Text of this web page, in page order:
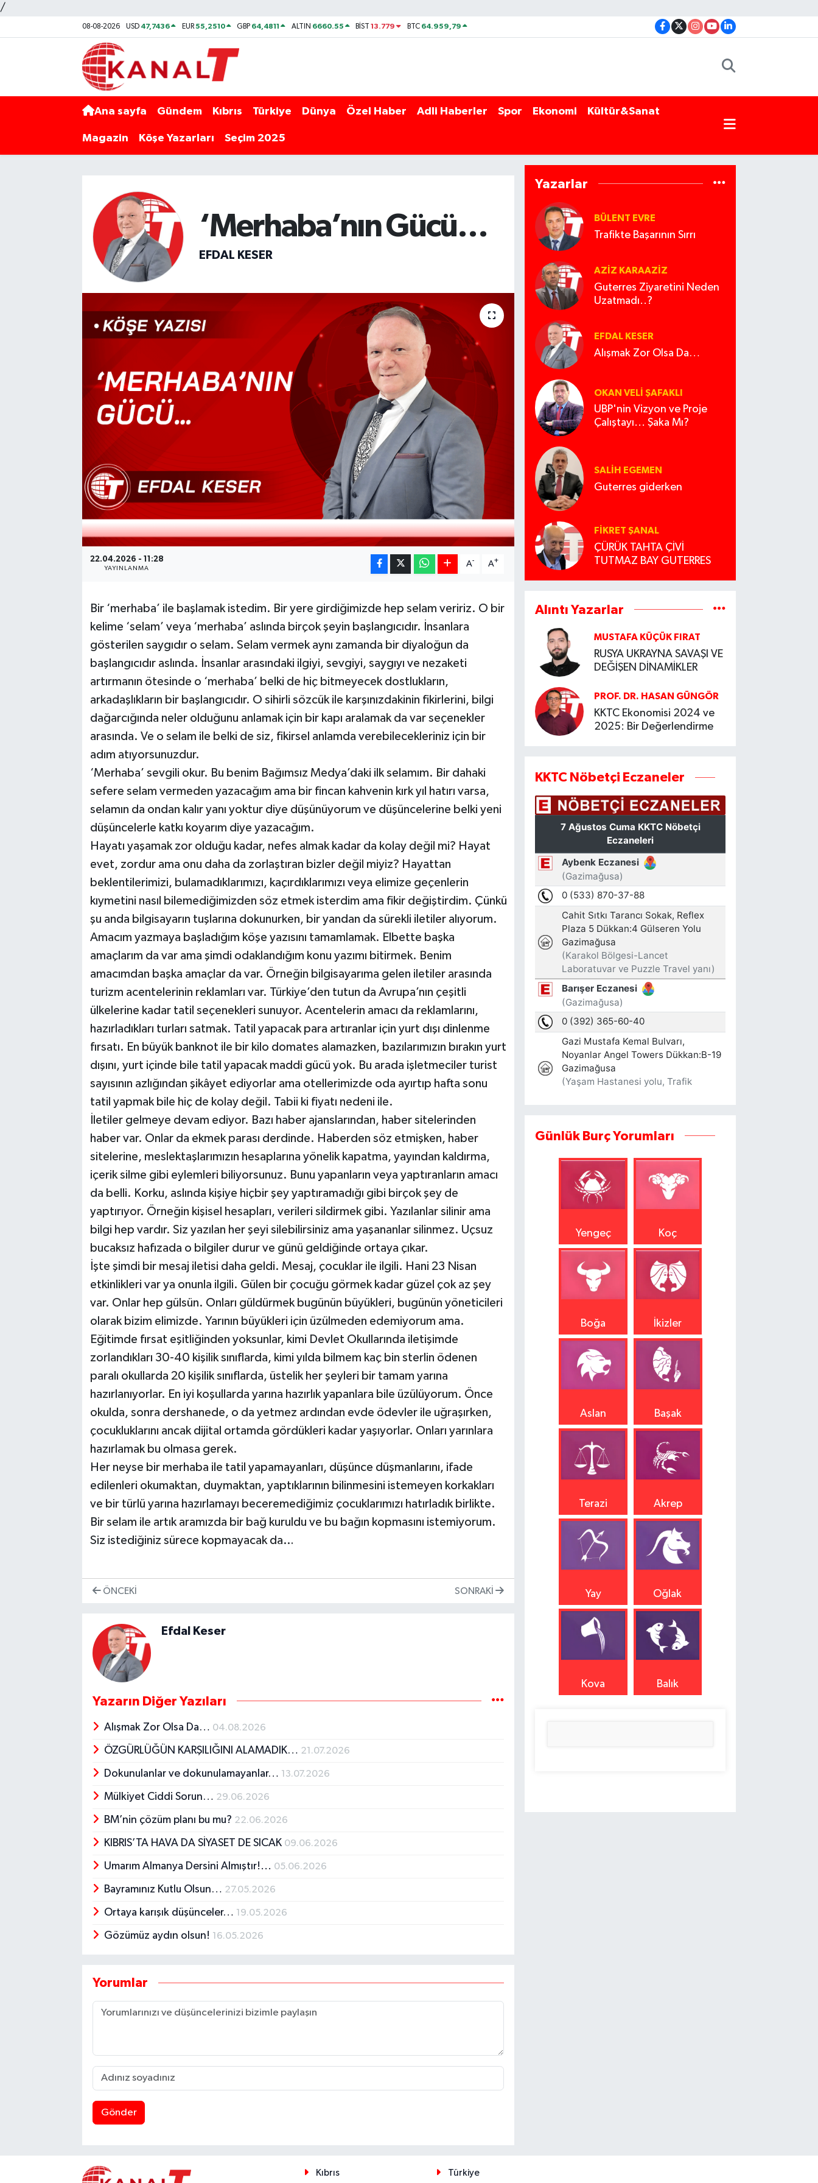
/
08-08-2026 USD 47,7436 EUR55,2510 GBP 64,4811 ALTIN 6660.55 BİST13.779 BTC 64.959,79
Ana sayfa Gündem Kıbrıs Türkiye Dünya Özel Haber Adli Haberler Spor Ekonomi Kültür&Sanat
Magazin Köşe Yazarları Seçim 2025
‘Merhaba’nın Gücü…
EFDAL KESER
22.04.2026 - 11:28
YAYINLANMA
A- A+
Bir ‘merhaba’ ile başlamak istedim. Bir yere girdiğimizde hep selam veririz. O bir
kelime ‘selam’ veya ‘merhaba’ aslında birçok şeyin başlangıcıdır. İnsanlara
gösterilen saygıdır o selam. Selam vermek aynı zamanda bir diyaloğun da
başlangıcıdır aslında. İnsanlar arasındaki ilgiyi, sevgiyi, saygıyı ve nezaketi
artırmanın ötesinde o ‘merhaba’ belki de hiç bitmeyecek dostlukların,
arkadaşlıkların bir başlangıcıdır. O sihirli sözcük ile karşınızdakinin fikirlerini, bilgi
dağarcığında neler olduğunu anlamak için bir kapı aralamak da var seçenekler
arasında. Ve o selam ile belki de siz, fikirsel anlamda verebilecekleriniz için bir
adım atıyorsunuzdur.
‘Merhaba’ sevgili okur. Bu benim Bağımsız Medya’daki ilk selamım. Bir dahaki
sefere selam vermeden yazacağım ama bir fincan kahvenin kırk yıl hatırı varsa,
selamın da ondan kalır yanı yoktur diye düşünüyorum ve düşüncelerine belki yeni
düşüncelerle katkı koyarım diye yazacağım.
Hayatı yaşamak zor olduğu kadar, nefes almak kadar da kolay değil mi? Hayat
evet, zordur ama onu daha da zorlaştıran bizler değil miyiz? Hayattan
beklentilerimizi, bulamadıklarımızı, kaçırdıklarımızı veya elimize geçenlerin
kıymetini nasıl bilemediğimizden söz etmek isterdim ama fikir değiştirdim. Çünkü
şu anda bilgisayarın tuşlarına dokunurken, bir yandan da sürekli iletiler alıyorum.
Amacım yazmaya başladığım köşe yazısını tamamlamak. Elbette başka
amaçlarım da var ama şimdi odaklandığım konu yazımı bitirmek. Benim
amacımdan başka amaçlar da var. Örneğin bilgisayarıma gelen iletiler arasında
turizm acentelerinin reklamları var. Türkiye’den tutun da Avrupa’nın çeşitli
ülkelerine kadar tatil seçenekleri sunuyor. Acentelerin amacı da reklamlarını,
hazırladıkları turları satmak. Tatil yapacak para artıranlar için yurt dışı dinlenme
fırsatı. En büyük banknot ile bir kilo domates alamazken, bazılarımızın bırakın yurt
dışını, yurt içinde bile tatil yapacak maddi gücü yok. Bu arada işletmeciler turist
sayısının azlığından şikâyet ediyorlar ama otellerimizde oda ayırtıp hafta sonu
tatil yapmak bile hiç de kolay değil. Tabii ki fiyatı nedeni ile.
İletiler gelmeye devam ediyor. Bazı haber ajanslarından, haber sitelerinden
haber var. Onlar da ekmek parası derdinde. Haberden söz etmişken, haber
sitelerine, meslektaşlarımızın hesaplarına yönelik kapatma, yayından kaldırma,
içerik silme gibi eylemleri biliyorsunuz. Bunu yapanların veya yaptıranların amacı
da belli. Korku, aslında kişiye hiçbir şey yaptıramadığı gibi birçok şey de
yaptırıyor. Örneğin kişisel hesapları, verileri sildirmek gibi. Yazılanlar silinir ama
bilgi hep vardır. Siz yazılan her şeyi silebilirsiniz ama yaşananlar silinmez. Uçsuz
bucaksız hafızada o bilgiler durur ve günü geldiğinde ortaya çıkar.
İşte şimdi bir mesaj iletisi daha geldi. Mesaj, çocuklar ile ilgili. Hani 23 Nisan
etkinlikleri var ya onunla ilgili. Gülen bir çocuğu görmek kadar güzel çok az şey
var. Onlar hep gülsün. Onları güldürmek bugünün büyükleri, bugünün yöneticileri
olarak bizim elimizde. Yarının büyükleri için üzülmeden edemiyorum ama.
Eğitimde fırsat eşitliğinden yoksunlar, kimi Devlet Okullarında iletişimde
zorlandıkları 30-40 kişilik sınıflarda, kimi yılda bilmem kaç bin sterlin ödenen
paralı okullarda 20 kişilik sınıflarda, üstelik her şeyleri bir tamam yarına
hazırlanıyorlar. En iyi koşullarda yarına hazırlık yapanlara bile üzülüyorum. Önce
okulda, sonra dershanede, o da yetmez ardından evde ödevler ile uğraşırken,
çocukluklarını ancak dijital ortamda gördükleri kadar yaşıyorlar. Onları yarınlara
hazırlamak bu olmasa gerek.
Her neyse bir merhaba ile tatil yapamayanları, düşünce düşmanlarını, ifade
edilenleri okumaktan, duymaktan, yaptıklarının bilinmesini istemeyen korkakları
ve bir türlü yarına hazırlamayı beceremediğimiz çocuklarımızı hatırladık birlikte.
Bir selam ile artık aramızda bir bağ kuruldu ve bu bağın kopmasını istemiyorum.
Siz istediğiniz sürece kopmayacak da…
ÖNCEKI SONRAKI
Efdal Keser
Yazarın Diğer Yazıları
Alışmak Zor Olsa Da… 04.08.2026
ÖZGÜRLÜĞÜN KARŞILIĞINI ALAMADIK… 21.07.2026
Dokunulanlar ve dokunulamayanlar… 13.07.2026
Mülkiyet Ciddi Sorun… 29.06.2026
BM’nin çözüm planı bu mu? 22.06.2026
KIBRIS’TA HAVA DA SİYASET DE SICAK 09.06.2026
Umarım Almanya Dersini Almıştır!... 05.06.2026
Bayramınız Kutlu Olsun… 27.05.2026
Ortaya karışık düşünceler… 19.05.2026
Gözümüz aydın olsun! 16.05.2026
Yorumlar
Gönder
Yazarlar
BÜLENT EVRE
Trafikte Başarının Sırrı
AZIZ KARAAZIZ
Guterres Ziyaretini Neden
Uzatmadı..?
EFDAL KESER
Alışmak Zor Olsa Da…
OKAN VELI ŞAFAKLI
UBP'nin Vizyon ve Proje
Çalıştayı... Şaka Mı?
SALIH EGEMEN
Guterres giderken
FIKRET ŞANAL
ÇÜRÜK TAHTA ÇİVİ
TUTMAZ BAY GUTERRES
Alıntı Yazarlar
MUSTAFA KÜÇÜK FIRAT
RUSYA UKRAYNA SAVAŞI VE
DEĞİŞEN DİNAMİKLER
PROF. DR. HASAN GÜNGÖR
KKTC Ekonomisi 2024 ve
2025: Bir Değerlendirme
KKTC Nöbetçi Eczaneler
Günlük Burç Yorumları
Yengeç Koç
Boğa İkizler
Aslan Başak
Terazi Akrep
Yay Oğlak
Kova Balık
Kıbrıs
Türkiye